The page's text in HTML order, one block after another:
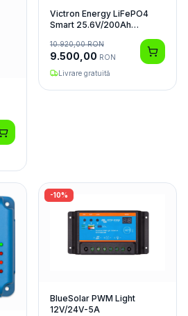
Victron Energy LiFePO4
Smart 25.6V/200Ah
10.920,00RON
9.500,00 RON
Livrare gratuită
-10%
BlueSolar PWM Light
12V/24V-5A